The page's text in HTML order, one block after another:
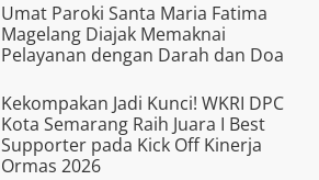
Umat Paroki Santa Maria Fatima
Magelang Diajak Memaknai
Pelayanan dengan Darah dan Doa
Kekompakan Jadi Kunci! WKRI DPC
Kota Semarang Raih Juara I Best
Supporter pada Kick Off Kinerja
Ormas 2026